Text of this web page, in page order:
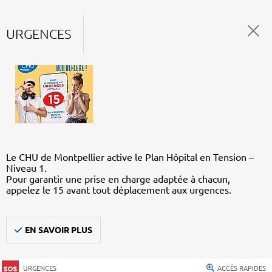
URGENCES
Le CHU de Montpellier active le Plan Hôpital en Tension –
Niveau 1.
Pour garantir une prise en charge adaptée à chacun,
appelez le 15 avant tout déplacement aux urgences.
EN SAVOIR PLUS
URGENCES ACCÈS RAPIDES